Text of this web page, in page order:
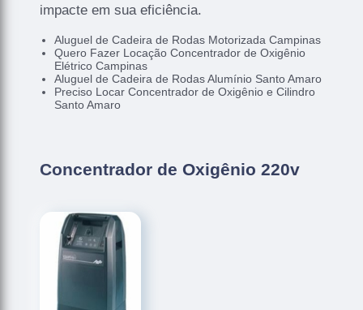
impacte em sua eficiência.
Aluguel de Cadeira de Rodas Motorizada Campinas
Quero Fazer Locação Concentrador de Oxigênio
Elétrico Campinas
Aluguel de Cadeira de Rodas Alumínio Santo Amaro
Preciso Locar Concentrador de Oxigênio e Cilindro
Santo Amaro
Concentrador de Oxigênio 220v